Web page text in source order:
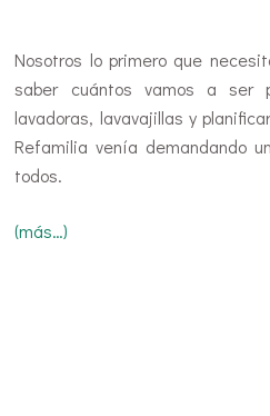
Nosotros lo primero que
saber cuántos vamos a ser
lavadoras, lavavajillas y
Refamilia venía demandando
todos.
(más…)